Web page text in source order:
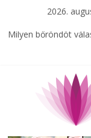
2026.
Milyen bőröndöt
Elérhető zöld
Különleges tömörfa
A zöld forradalom:
szempontjainak